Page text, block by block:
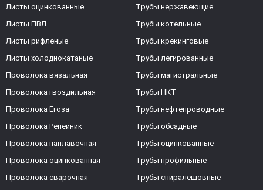
Листы оцинкованные
Листы ПВЛ
Листы рифленые
Листы холоднокатаные
Проволока вязальная
Проволока гвоздильная
Проволока Егоза
Проволока Репейник
Проволока наплавочная
Проволока оцинкованная
Проволока сварочная
Трубы нержавеющие
Трубы котельные
Трубы крекинговые
Трубы легированные
Трубы магистральные
Трубы НКТ
Трубы нефтепроводные
Трубы обсадные
Трубы оцинкованные
Трубы профильные
Трубы спиралешовные